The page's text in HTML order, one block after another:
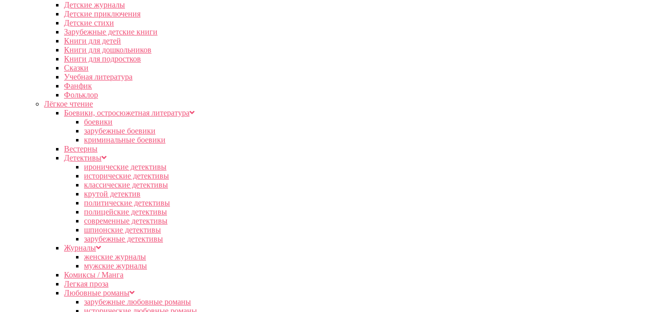
Детские журналы
Детские приключения
Детские стихи
Зарубежные детские книги
Книги для детей
Книги для дошкольников
Книги для подростков
Сказки
Учебная литература
Фанфик
Фольклор
Лёгкое чтение
Боевики, остросюжетная литература
боевики
зарубежные боевики
криминальные боевики
Вестерны
Детективы
иронические детективы
исторические детективы
классические детективы
крутой детектив
политические детективы
полицейские детективы
современные детективы
шпионские детективы
зарубежные детективы
Журналы
женские журналы
мужские журналы
Комиксы / Манга
Легкая проза
Любовные романы
зарубежные любовные романы